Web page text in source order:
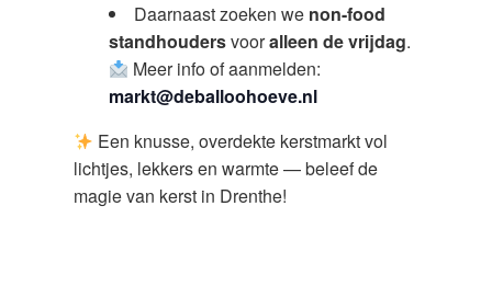
Daarnaast zoeken we non-food
standhoudersvooralleen de vrijdag.
Meer info of aanmelden:
markt@deballoohoeve.nl
Een knusse, overdekte kerstmarkt vol
lichtjes, lekkers en warmte — beleef de
magie van kerst in Drenthe!